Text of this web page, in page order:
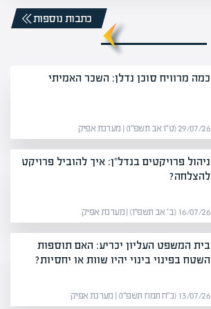
כתבות נוספות
כמה מרוויח סוכן נדלן: השכר האמיתי
29/07/26 (ט״ו אב תשפ״ו) | מערכת אפיק
ניהול פרויקטים בנדל"ן: איך להוביל פרויקט
להצלחה?
16/07/26 (ב׳ אב תשפ״ו) | מערכת אפיק
בית המשפט העליון יכריע: האם תוספות
השטח בפינוי בינוי יהיו שוות או יחסיות?
13/07/26 (כ״ח תמוז תשפ״ו) | מערכת אפיק